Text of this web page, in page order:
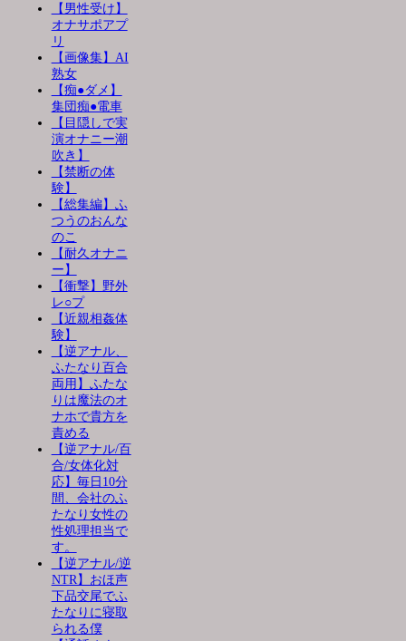
【男性受け】
オナサポアプ
リ
【画像集】AI
熟女
【痴●ダメ】
集団痴●電車
【目隠しで実
演オナニー潮
吹き】
【禁断の体
験】
【総集編】ふ
つうのおんな
のこ
【耐久オナニ
ー】
【衝撃】野外
レ○プ
【近親相姦体
験】
【逆アナル、
ふたなり百合
両用】ふたな
りは魔法のオ
ナホで貴方を
責める
【逆アナル/百
合/女体化対
応】毎日10分
間、会社のふ
たなり女性の
性処理担当で
す。
【逆アナル/逆
NTR】おほ声
下品交尾でふ
たなりに寝取
られる僕